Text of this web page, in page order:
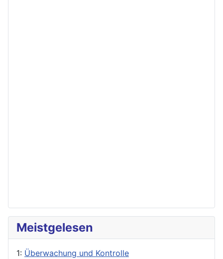
Meistgelesen
1: Überwachung und Kontrolle